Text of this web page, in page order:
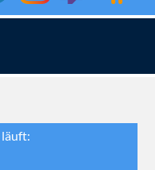
läuft: